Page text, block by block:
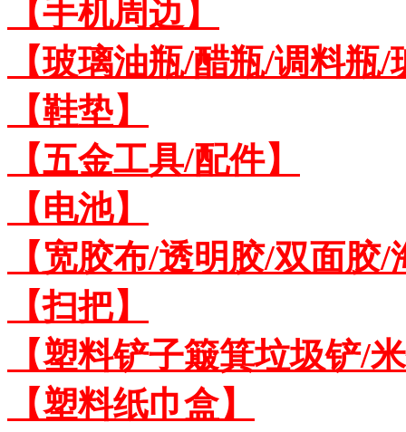
【手机周边】
【玻璃油瓶/醋瓶/调料瓶
【鞋垫】
【五金工具/配件】
【电池】
【宽胶布/透明胶/双面胶
【扫把】
【塑料铲子簸箕垃圾铲/
【塑料纸巾盒】